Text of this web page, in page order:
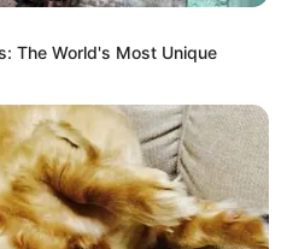
The Way She Portrayed
The World's Most Unique